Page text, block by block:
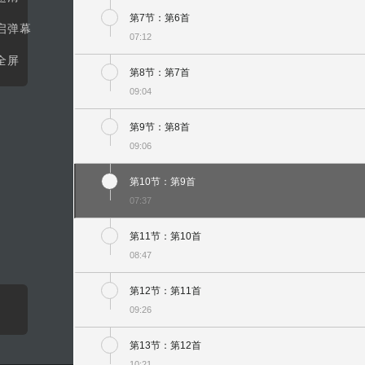
弹幕
屏
第7节：第6首
07:12
第8节：第7首
09:04
第9节：第8首
09:06
第10节：第9首
07:37
第11节：第10首
08:47
第12节：第11首
09:26
第13节：第12首